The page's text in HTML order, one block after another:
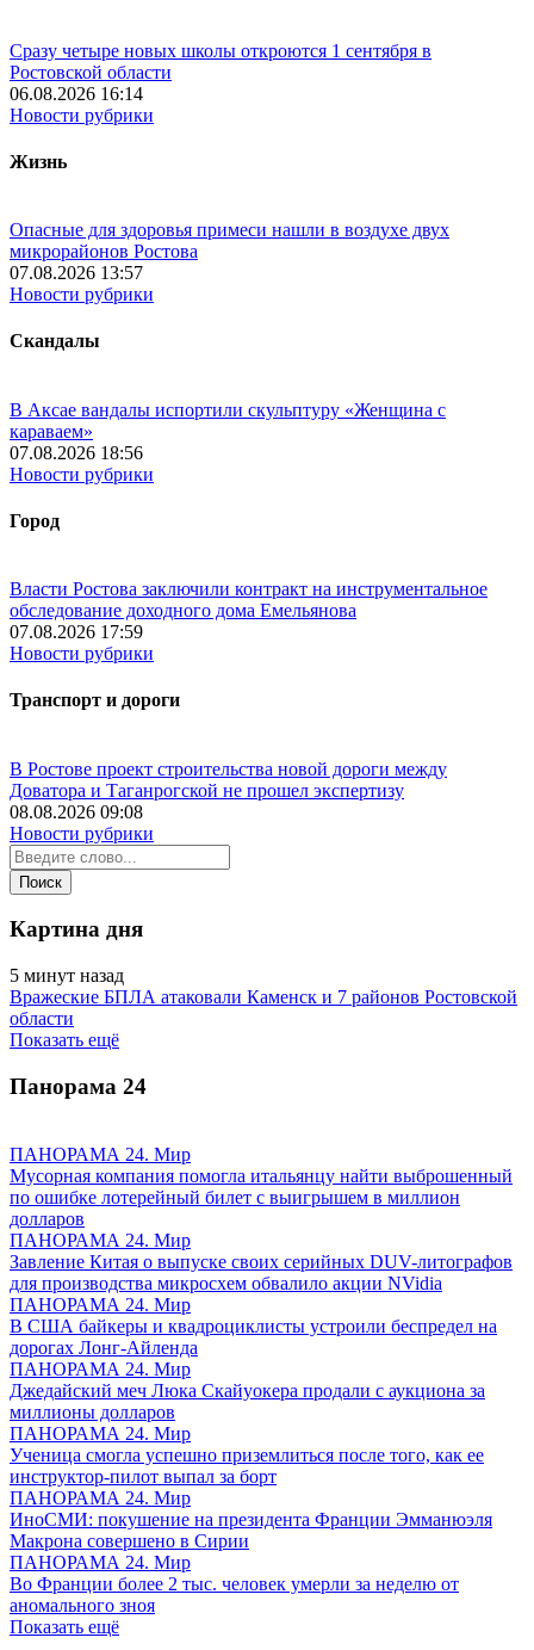
Сразу четыре новых школы откроются 1 сентября в
Ростовской области
06.08.2026 16:14
Новости рубрики
Жизнь
Опасные для здоровья примеси нашли в воздухе двух
микрорайонов Ростова
07.08.2026 13:57
Новости рубрики
Скандалы
В Аксае вандалы испортили скульптуру «Женщина с
караваем»
07.08.2026 18:56
Новости рубрики
Город
Власти Ростова заключили контракт на инструментальное
обследование доходного дома Емельянова
07.08.2026 17:59
Новости рубрики
Транспорт и дороги
В Ростове проект строительства новой дороги между
Доватора и Таганрогской не прошел экспертизу
08.08.2026 09:08
Новости рубрики
Картина дня
5 минут назад
Вражеские БПЛА атаковали Каменск и 7 районов Ростовской
области
Показать ещё
Панорама 24
ПАНОРАМА 24. Мир
Мусорная компания помогла итальянцу найти выброшенный
по ошибке лотерейный билет с выигрышем в миллион
долларов
ПАНОРАМА 24. Мир
Завление Китая о выпуске своих серийных DUV-литографов
для производства микросхем обвалило акции NVidia
ПАНОРАМА 24. Мир
В США байкеры и квадроциклисты устроили беспредел на
дорогах Лонг-Айленда
ПАНОРАМА 24. Мир
Джедайский меч Люка Скайуокера продали с аукциона за
миллионы долларов
ПАНОРАМА 24. Мир
Ученица смогла успешно приземлиться после того, как ее
инструктор-пилот выпал за борт
ПАНОРАМА 24. Мир
ИноСМИ: покушение на президента Франции Эмманюэля
Макрона совершено в Сирии
ПАНОРАМА 24. Мир
Во Франции более 2 тыс. человек умерли за неделю от
аномального зноя
Показать ещё